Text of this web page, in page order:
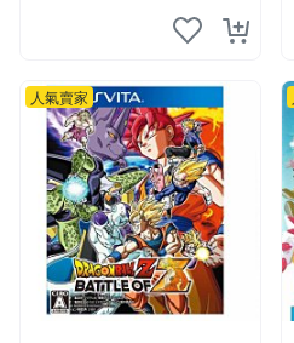
人氣賣家